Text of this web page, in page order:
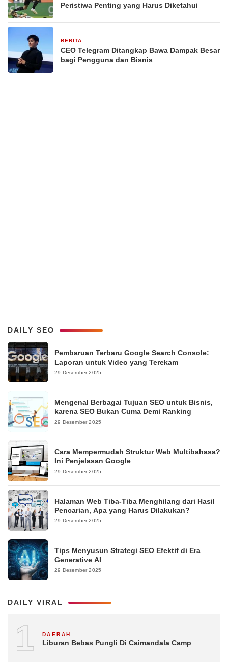
Peristiwa Penting yang Harus Diketahui
BERITA
CEO Telegram Ditangkap Bawa Dampak Besar
bagi Pengguna dan Bisnis
DAILY SEO
Pembaruan Terbaru Google Search Console:
Laporan untuk Video yang Terekam
29 Desember 2025
Mengenal Berbagai Tujuan SEO untuk Bisnis,
karena SEO Bukan Cuma Demi Ranking
29 Desember 2025
Cara Mempermudah Struktur Web Multibahasa?
Ini Penjelasan Google
29 Desember 2025
Halaman Web Tiba-Tiba Menghilang dari Hasil
Pencarian, Apa yang Harus Dilakukan?
29 Desember 2025
Tips Menyusun Strategi SEO Efektif di Era
Generative AI
29 Desember 2025
DAILY VIRAL
1 DAERAH
Liburan Bebas Pungli Di Caimandala Camp